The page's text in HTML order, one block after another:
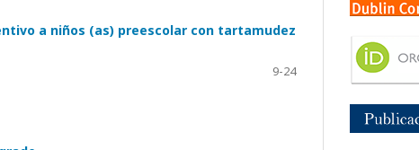
a niños (as) preescolar con tartamudez
9-24